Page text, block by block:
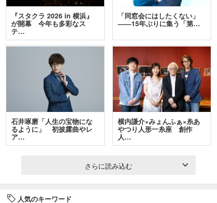
『スタクラ 2026 in 横浜』
が開幕 今年も多彩なス
テ…
「同窓会にはしたくない」
――15年ぶりに集う「第…
石井琢磨「人生の宝物にな
るように」 初披露曲やレ
ア…
横内謙介×みょんふぁ×糸あ
やつり人形一糸座 創作
人…
さらに読み込む
人気のキーワード